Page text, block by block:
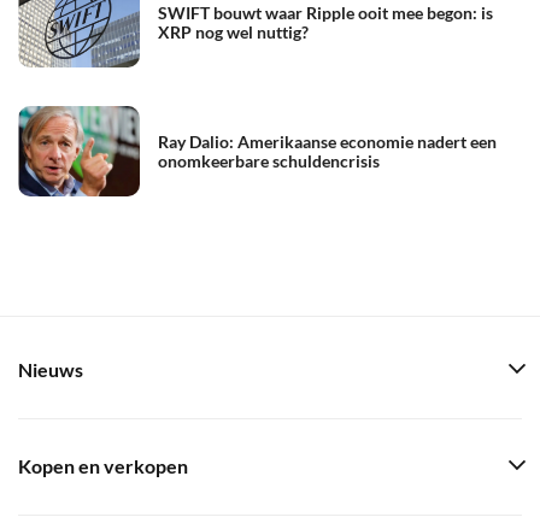
SWIFT bouwt waar Ripple ooit mee begon: is
XRP nog wel nuttig?
Ray Dalio: Amerikaanse economie nadert een
onomkeerbare schuldencrisis
Nieuws
Kopen en verkopen